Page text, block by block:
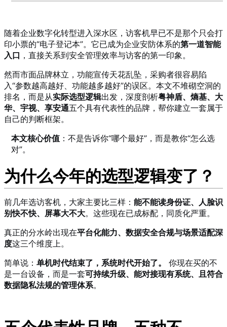
随着企业数字化转型进入深水区，访客机早已不是那个只会打
印小票的“电子登记本”。它已成为企业安防体系的第一道智能
入口 ，直接关系到安全管理效率与访客的第一印象。
然而市面品牌林立，功能宣传天花乱坠，采购者很容易陷
入“参数越高越好、功能越多越好”的误区。本文不堆砌空洞的
排名，而是从实际选型逻辑出发，深度剖析粤神盾、熵基、大
华、宇视、享安通五个具有代表性的品牌，帮你建立一套属于
自己的判断框架。
本文核心价值 ：不是告诉你“哪个最好”，而是教你“怎么选
对”。
为什么今年的选型逻辑变了？
前几年选访客机，大家主要比三样： 能不能读身份证、人脸识
别快不快、屏幕大不大。这些现在已成标配，同质化严重。
真正的分水岭出现在平台化能力、数据安全合规与场景适配深
度这三个维度上。
简单说： 单机时代结束了，系统时代开始了。
你现在买的不
是一台设备，而是一套可持续升级、能对接现有系统、且符合
数据隐私法规的管理体系。